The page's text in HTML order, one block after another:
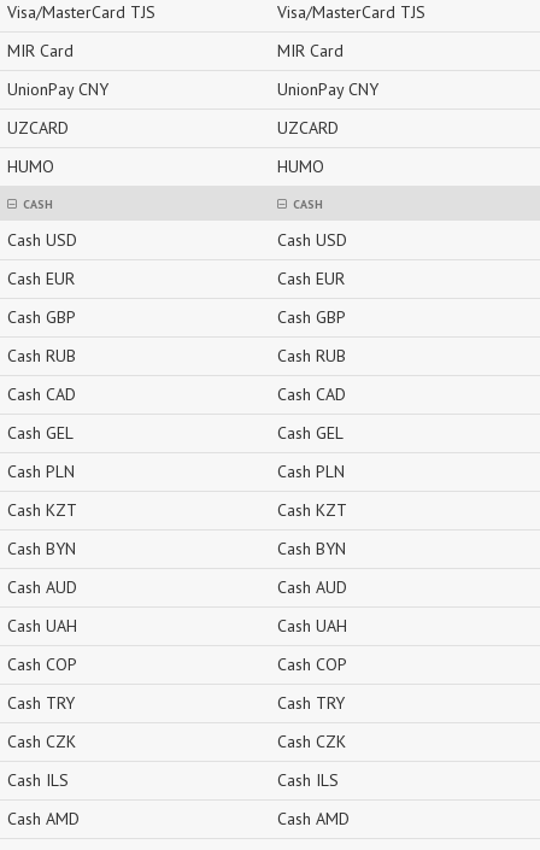
Visa/MasterCard TJS
MIR Card
UnionPay CNY
UZCARD
HUMO
CASH
Cash USD
Cash EUR
Cash GBP
Cash RUB
Cash CAD
Cash GEL
Cash PLN
Cash KZT
Cash BYN
Cash AUD
Cash UAH
Cash COP
Cash TRY
Cash CZK
Cash ILS
Cash AMD
Visa/MasterCard TJS
MIR Card
UnionPay CNY
UZCARD
HUMO
CASH
Cash USD
Cash EUR
Cash GBP
Cash RUB
Cash CAD
Cash GEL
Cash PLN
Cash KZT
Cash BYN
Cash AUD
Cash UAH
Cash COP
Cash TRY
Cash CZK
Cash ILS
Cash AMD